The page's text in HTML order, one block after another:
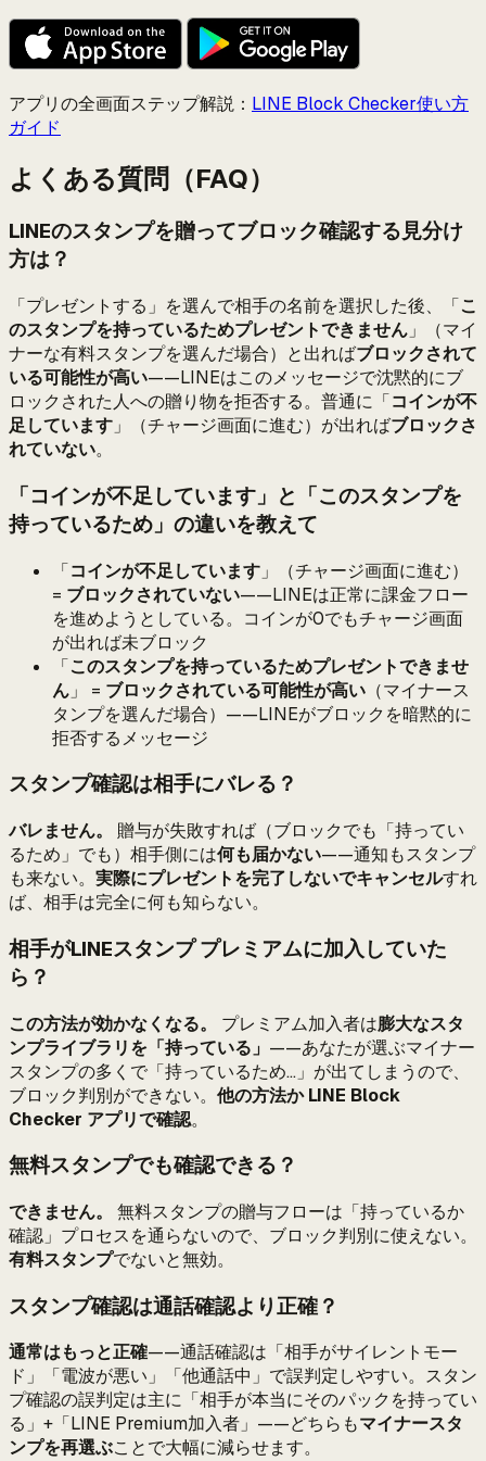
アプリの全画面ステップ解説： LINE Block Checker使い方
ガイド
よくある質問（FAQ）
LINEのスタンプを贈ってブロック確認する見分け
方は？
「プレゼントする」を選んで相手の名前を選択した後、「こ
のスタンプを持っているためプレゼントできません 」（マイ
ナーな有料スタンプを選んだ場合）と出ればブロックされて
いる可能性が高い——LINEはこのメッセージで沈黙的にブ
ロックされた人への贈り物を拒否する。普通に「コインが不
足しています 」（チャージ画面に進む）が出ればブロックさ
れていない。
「コインが不足しています」と「このスタンプを
持っているため」の違いを教えて
「コインが不足しています 」（チャージ画面に進む）
= ブロックされていない——LINEは正常に課金フロー
を進めようとしている。コインが0でもチャージ画面
が出れば未ブロック
「このスタンプを持っているためプレゼントできませ
ん 」 = ブロックされている可能性が高い （マイナース
タンプを選んだ場合）——LINEがブロックを暗黙的に
拒否するメッセージ
スタンプ確認は相手にバレる？
バレません。
贈与が失敗すれば（ブロックでも「持ってい
るため」でも）相手側には何も届かない——通知もスタンプ
も来ない。 実際にプレゼントを完了しないでキャンセルすれ
ば、相手は完全に何も知らない。
相手がLINEスタンプ プレミアムに加入していた
ら？
この方法が効かなくなる。 プレミアム加入者は膨大なスタ
ンプライブラリを「持っている」 ——あなたが選ぶマイナー
スタンプの多くで「持っているため...」が出てしまうので、
ブロック判別ができない。 他の方法か LINE Block
Checker アプリで確認。
無料スタンプでも確認できる？
できません。
無料スタンプの贈与フローは「持っているか
確認」プロセスを通らないので、ブロック判別に使えない。
有料スタンプでないと無効。
スタンプ確認は通話確認より正確？
通常はもっと正確——通話確認は「相手がサイレントモー
ド」「電波が悪い」「他通話中」で誤判定しやすい。スタン
プ確認の誤判定は主に「相手が本当にそのパックを持ってい
る」+「LINE Premium加入者」——どちらもマイナースタ
ンプを再選ぶことで大幅に減らせます。